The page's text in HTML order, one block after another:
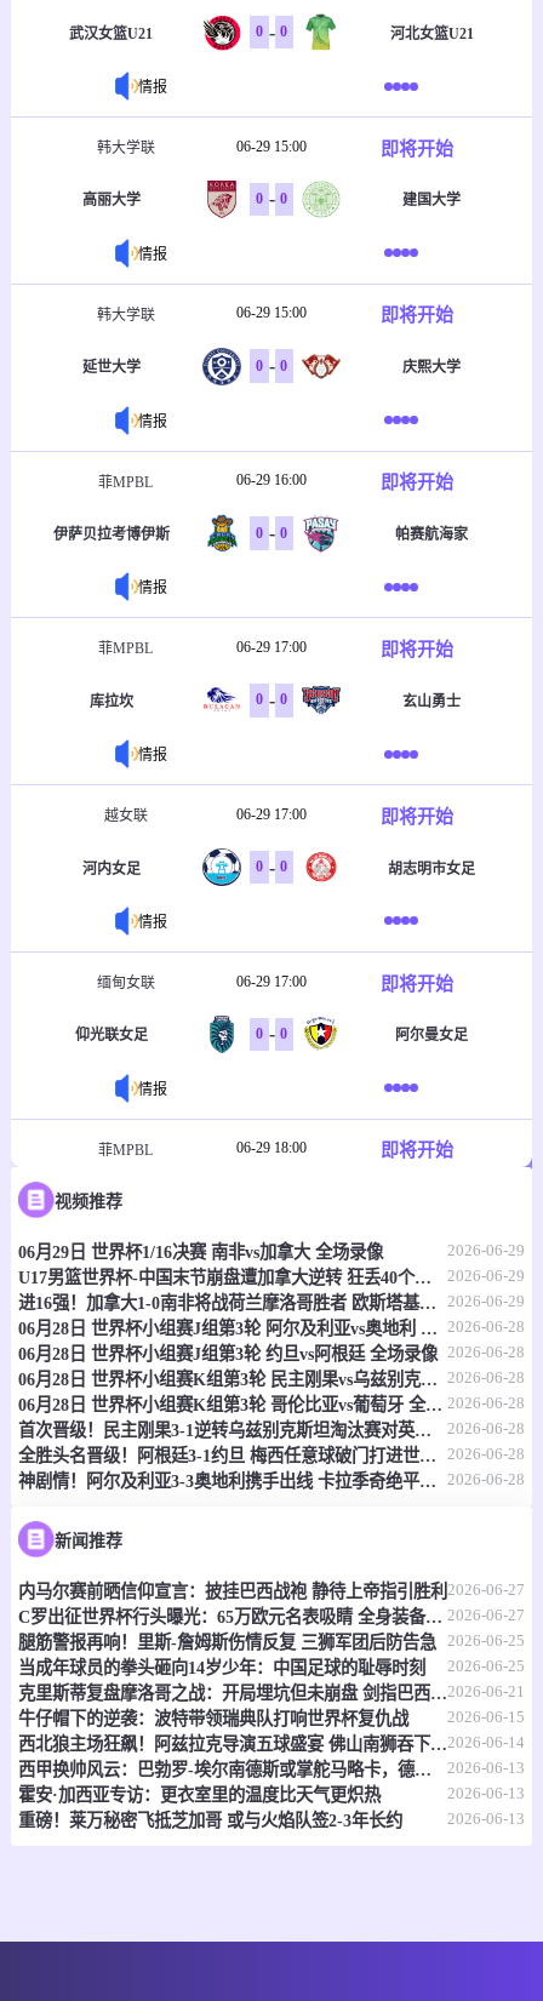
武汉女篮U21 0 - 0 河北女篮U21
情报
韩大学联 06-29 15:00 即将开始
高丽大学 0 - 0 建国大学
情报
韩大学联 06-29 15:00 即将开始
延世大学 0 - 0 庆熙大学
情报
菲MPBL 06-29 16:00 即将开始
伊萨贝拉考博伊斯 0 - 0 帕赛航海家
情报
菲MPBL 06-29 17:00 即将开始
库拉坎 0 - 0 玄山勇士
情报
越女联 06-29 17:00 即将开始
河内女足 0 - 0 胡志明市女足
情报
缅甸女联 06-29 17:00 即将开始
仰光联女足 0 - 0 阿尔曼女足
情报
菲MPBL 06-29 18:00 即将开始
帕拉纳克爱国者队
情报
不丹廷联 06-29 18:00 即将开始
齐朗足球俱乐部 0 - 0 帕罗FC
情报
友谊赛 06-29 18:00 即将开始
拉脱维亚U20
情报
卢旺达乙 06-29 18:30 即将开始
圣彼得伊吉霍佐 0 - 0 因塔雷
情报
中女超 06-29 19:00 即将开始
视频推荐
06月29日 世界杯1/16决赛 南非vs加拿大 全场录像 2026-06-29
U17男篮世界杯-中国末节崩盘遭加拿大逆转 狂丢40个后场篮板 2026-06-29
进16强！加拿大1-0南非将战荷兰摩洛哥胜者 欧斯塔基奥92分钟绝杀 2026-06-29
06月28日 世界杯小组赛J组第3轮 阿尔及利亚vs奥地利 全场录像 2026-06-28
06月28日 世界杯小组赛J组第3轮 约旦vs阿根廷 全场录像 2026-06-28
06月28日 世界杯小组赛K组第3轮 民主刚果vs乌兹别克斯坦 全场录像 2026-06-28
06月28日 世界杯小组赛K组第3轮 哥伦比亚vs葡萄牙 全场录像 2026-06-28
首次晋级！民主刚果3-1逆转乌兹别克斯坦淘汰赛对英格兰 维萨双响 2026-06-28
全胜头名晋级！阿根廷3-1约旦 梅西任意球破门打进世界杯第19球 2026-06-28
神剧情！阿尔及利亚3-3奥地利携手出线 卡拉季奇绝平送伊朗出局 2026-06-28
新闻推荐
内马尔赛前晒信仰宣言：披挂巴西战袍 静待上帝指引胜利 2026-06-27
C罗出征世界杯行头曝光：65万欧元名表吸睛 全身装备够买套房 2026-06-27
腿筋警报再响！里斯-詹姆斯伤情反复 三狮军团后防告急 2026-06-25
当成年球员的拳头砸向14岁少年：中国足球的耻辱时刻 2026-06-25
克里斯蒂复盘摩洛哥之战：开局埋坑但未崩盘 剑指巴西信心十足2026-06-21
牛仔帽下的逆袭：波特带领瑞典队打响世界杯复仇战 2026-06-15
西北狼主场狂飙！阿兹拉克导演五球盛宴 佛山南狮吞下惨败苦果2026-06-14
西甲换帅风云：巴勃罗-埃尔南德斯或掌舵马略卡，德米凯利斯转战德甲 2026-06-13
霍安·加西亚专访：更衣室里的温度比天气更炽热 2026-06-13
重磅！莱万秘密飞抵芝加哥 或与火焰队签2-3年长约 2026-06-13